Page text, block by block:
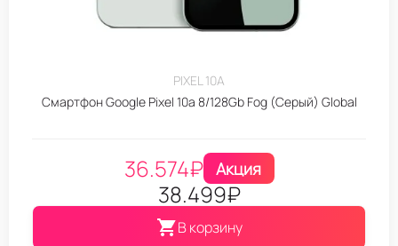
PIXEL 10A
Смартфон Google Pixel 10a 8/128Gb Fog (Серый) Global
36.574₽ Акция
38.499₽
В корзину